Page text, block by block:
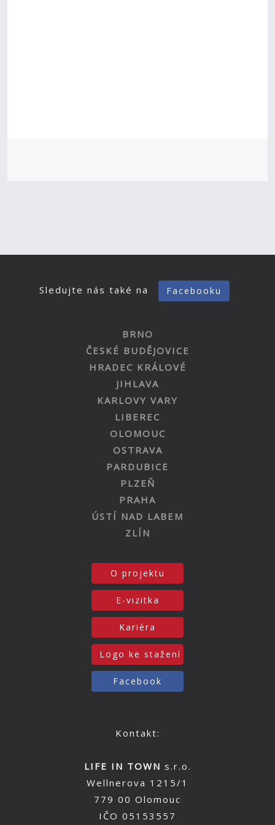
Sledujte nás také na Facebooku
BRNO
ČESKÉ BUDĚJOVICE
HRADEC KRÁLOVÉ
JIHLAVA
KARLOVY VARY
LIBEREC
OLOMOUC
OSTRAVA
PARDUBICE
PLZEŇ
PRAHA
ÚSTÍ NAD LABEM
ZLÍN
O projektu
E-vizitka
Kariéra
Logo ke stažení
Facebook
Kontakt:
LIFE IN TOWN s.r.o.
Wellnerova 1215/1
779 00 Olomouc
IČO 05153557